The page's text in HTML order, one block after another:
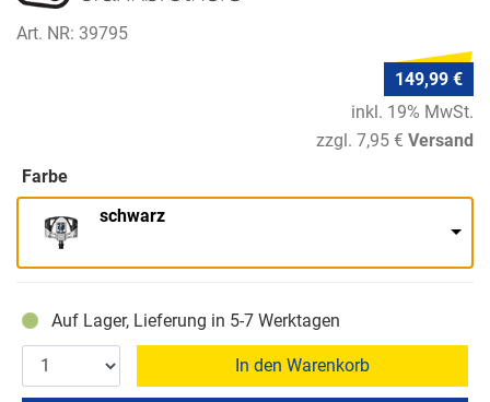
Art. NR: 39795
149,99 €
inkl. 19% MwSt.
zzgl. 7,95 € Versand
Farbe
schwarz
Auf Lager, Lieferung in 5-7 Werktagen
In den Warenkorb